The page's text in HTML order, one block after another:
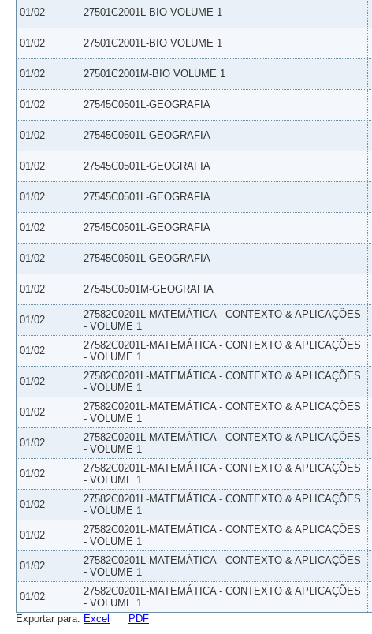
01/02 27501C2001L-BIO VOLUME 1
01/02 27501C2001L-BIO VOLUME 1
01/02 27501C2001M-BIO VOLUME 1
01/02 27545C0501L-GEOGRAFIA
01/02 27545C0501L-GEOGRAFIA
01/02 27545C0501L-GEOGRAFIA
01/02 27545C0501L-GEOGRAFIA
01/02 27545C0501L-GEOGRAFIA
01/02 27545C0501L-GEOGRAFIA
01/02 27545C0501M-GEOGRAFIA
01/02
27582C0201L-MATEMÁTICA - CONTEXTO & APLICAÇÕES
- VOLUME 1
01/02
27582C0201L-MATEMÁTICA - CONTEXTO & APLICAÇÕES
- VOLUME 1
01/02
27582C0201L-MATEMÁTICA - CONTEXTO & APLICAÇÕES
- VOLUME 1
01/02
27582C0201L-MATEMÁTICA - CONTEXTO & APLICAÇÕES
- VOLUME 1
01/02
27582C0201L-MATEMÁTICA - CONTEXTO & APLICAÇÕES
- VOLUME 1
01/02
27582C0201L-MATEMÁTICA - CONTEXTO & APLICAÇÕES
- VOLUME 1
01/02
27582C0201L-MATEMÁTICA - CONTEXTO & APLICAÇÕES
- VOLUME 1
01/02
27582C0201L-MATEMÁTICA - CONTEXTO & APLICAÇÕES
- VOLUME 1
01/02
27582C0201L-MATEMÁTICA - CONTEXTO & APLICAÇÕES
- VOLUME 1
01/02
27582C0201L-MATEMÁTICA - CONTEXTO & APLICAÇÕES
- VOLUME 1
Exportar para: Excel PDF